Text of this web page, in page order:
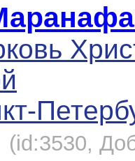
(id:3530,